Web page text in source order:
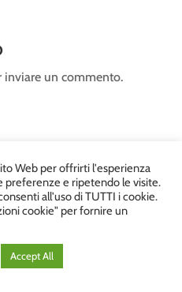
un commento.
Carducci, 12 – Chiavenna –
– Tel. 0343 36560 – Sito
Web per offrirti l'esperienza
e ripetendo le visite.
all'uso di TUTTI i cookie.
cookie" per fornire un
Accept All